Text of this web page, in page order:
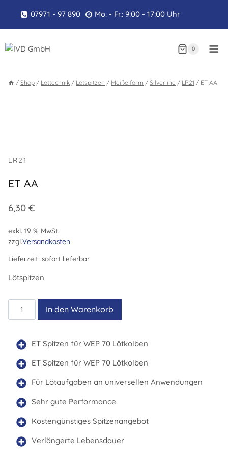
springen
07971 - 97 890 Mo. - Fr.: 9:00 - 17:00 Uhr
0
/ Shop / Löttechnik / Lötspitzen / Meißelform / Silverline / LR21 / ET AA
LR21
ET AA
6,30 €
exkl. 19 % MwSt.
zzgl.Versandkosten
Lieferzeit: sofort lieferbar
Lötspitzen
AA
In den Warenkorb
ET Spitzen für WEP 70 Lötkolben
ET Spitzen für WEP 70 Lötkolben
Für Lötaufgaben an universellen Anwendungen
Sehr gute Performance
Kostengünstiges Spitzenangebot
Verlängerte Lebensdauer